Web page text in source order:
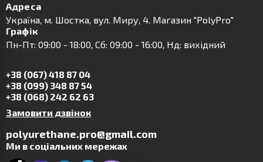
Адреса
Українa, м. Шостка, вул. Миру, 4. Магазин "PolyPro"
Графік
Пн-Пт: 09:00 - 18:00, Сб: 09:00 - 16:00, Нд: вихідний
+38 (067) 418 87 04
+38 (099) 348 87 54
+38 (068) 242 62 63
Замовити дзвінок
polyurethane.pro@gmail.com
Ми в соціальних мережах